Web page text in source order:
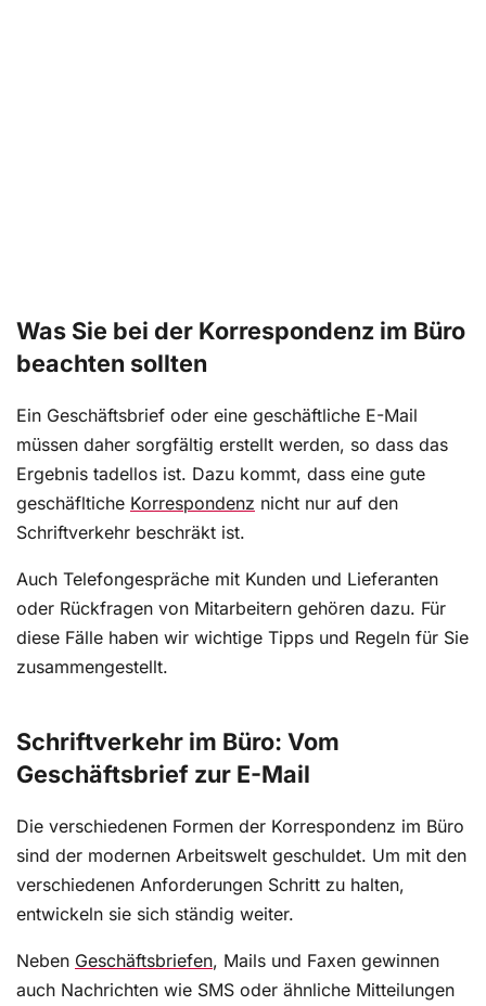
Was Sie bei der Korrespondenz im Büro
beachten sollten
Ein Geschäftsbrief oder eine geschäftliche E-Mail
müssen daher sorgfältig erstellt werden, so dass das
Ergebnis tadellos ist. Dazu kommt, dass eine gute
geschäfltiche Korrespondenz nicht nur auf den
Schriftverkehr beschräkt ist.
Auch Telefongespräche mit Kunden und Lieferanten
oder Rückfragen von Mitarbeitern gehören dazu. Für
diese Fälle haben wir wichtige Tipps und Regeln für Sie
zusammengestellt.
Schriftverkehr im Büro: Vom
Geschäftsbrief zur E-Mail
Die verschiedenen Formen der Korrespondenz im Büro
sind der modernen Arbeitswelt geschuldet. Um mit den
verschiedenen Anforderungen Schritt zu halten,
entwickeln sie sich ständig weiter.
Neben Geschäftsbriefen, Mails und Faxen gewinnen
auch Nachrichten wie SMS oder ähnliche Mitteilungen